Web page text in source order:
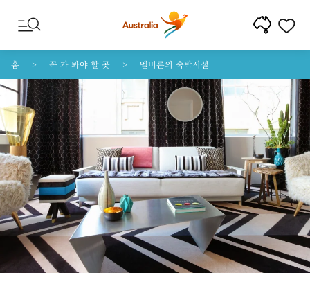
콘텐트로 건너뛰기
꼬리말 내비게이션으로 건너뛰기
홈 꼭 가 봐야 할 곳 멜버른의 숙박시설